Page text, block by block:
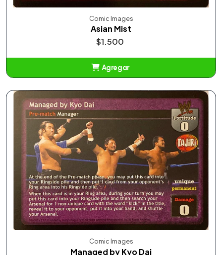
Comic Images
Asian Mist
$1.500
Agregar
Comic Images
Managed by Kyo Dai